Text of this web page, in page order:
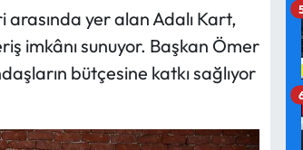
arasında yer alan Adalı Kart,
imkânı sunuyor. Başkan Ömer
bütçesine katkı sağlıyor